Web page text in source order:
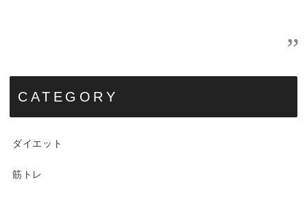
CATEGORY
ダイエット
筋トレ